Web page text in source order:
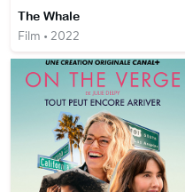
The Whale
Film • 2022